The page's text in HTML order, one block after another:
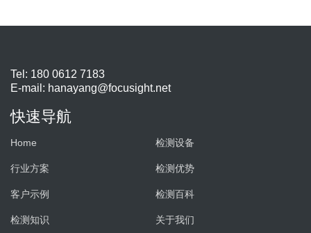
Tel: 180 0612 7183
E-mail: hanayang@focusight.net
快速导航
Home 检测设备
行业方案 检测优势
客户示例 检测百科
检测知识 关于我们